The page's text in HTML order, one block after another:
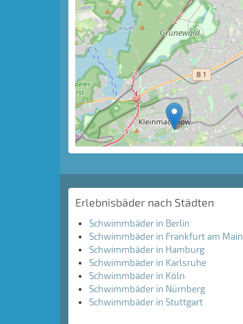
Erlebnisbäder nach Städten
Schwimmbäder in Berlin
Schwimmbäder in Frankfurt am Main
Schwimmbäder in Hamburg
Schwimmbäder in Karlsruhe
Schwimmbäder in Köln
Schwimmbäder in Nürnberg
Schwimmbäder in Stuttgart